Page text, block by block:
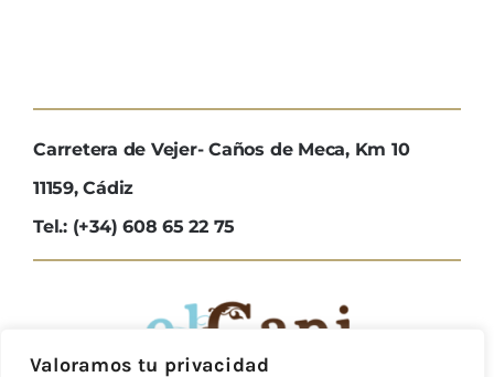
Valoramos tu privacidad
Carretera de Vejer- Caños de Meca, Km 10
11159, Cádiz
Tel.: (+34) 608 65 22 75